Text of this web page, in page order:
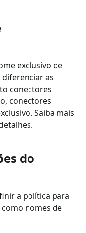
exclusivo de
as
conectores
conectores
Saiba mais
do
a política para
nomes de